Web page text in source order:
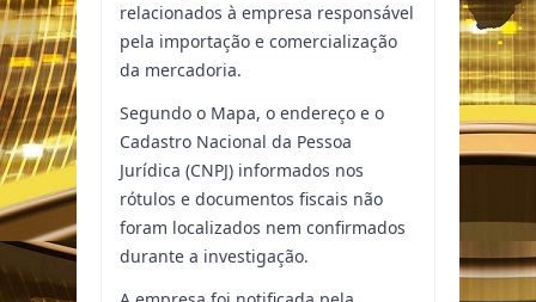
relacionados à empresa responsável
pela importação e comercialização
da mercadoria.
Segundo o Mapa, o endereço e o
Cadastro Nacional da Pessoa
Jurídica (CNPJ) informados nos
rótulos e documentos fiscais não
foram localizados nem confirmados
durante a investigação.